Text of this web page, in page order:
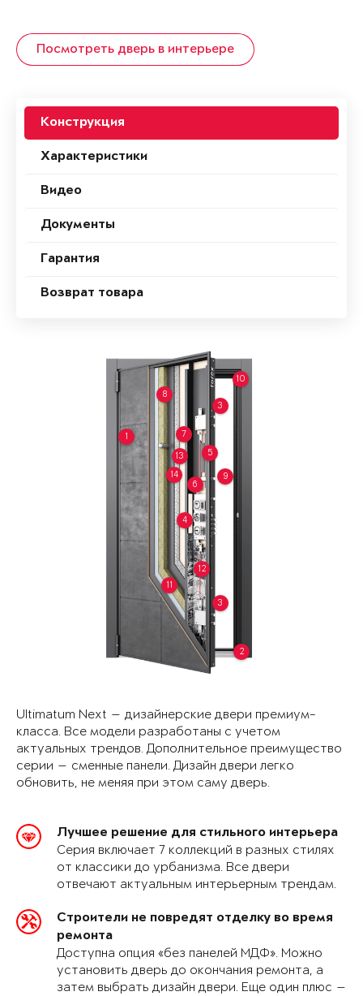
Посмотреть дверь в интерьере
Конструкция
Характеристики
Видео
Документы
Гарантия
Возврат товара
1
2
3
3
4
5
6
7
8
9
10
11
12
13
14
Ultimatum Next — дизайнерские двери премиум-
класса. Все модели разработаны с учетом
актуальных трендов. Дополнительное преимущество
серии — сменные панели. Дизайн двери легко
обновить, не меняя при этом саму дверь.
Лучшее решение для стильного интерьера
Серия включает 7 коллекций в разных стилях
от классики до урбанизма. Все двери
отвечают актуальным интерьерным трендам.
Строители не повредят отделку во время
ремонта
Доступна опция «без панелей МДФ». Можно
установить дверь до окончания ремонта, а
затем выбрать дизайн двери. Еще один плюс —